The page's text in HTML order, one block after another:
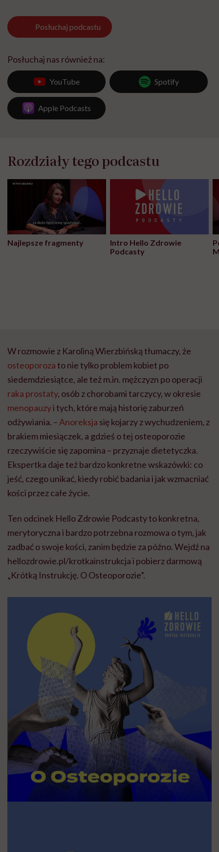
Posłuchaj podcastu
Posłuchaj nas również na:
YouTube Spotify
Apple Podcasts
Rozdziały tego podcastu
Najlepsze fragmenty
Intro Hello Zdrowie
Podcasty
W rozmowie z Karoliną Wierzbińską tłumaczy, że
osteoporozato nie tylko problem kobiet po
siedemdziesiątce, ale też m.in. mężczyzn po operacji
raka prostaty, osób z chorobami tarczycy, w okresie
menopauzyi tych, które mają historię zaburzeń
odżywiania. – Anoreksja się kojarzy z wychudzeniem, z
brakiem miesiączek, a gdzieś o tej osteoporozie
rzeczywiście się zapomina – przyznaje dietetyczka.
Ekspertka daje też bardzo konkretne wskazówki: co
jeść, czego unikać, kiedy robić badania i jak wzmacniać
kości przez całe życie.
Ten odcinek Hello Zdrowie Podcasty to konkretna,
merytoryczna i bardzo potrzebna rozmowa o tym, jak
zadbać o swoje kości, zanim będzie za późno. Wejdź na
hellozdrowie.pl/krotkainstrukcja i pobierz darmową
„Krótką Instrukcję. O Osteoporozie”.